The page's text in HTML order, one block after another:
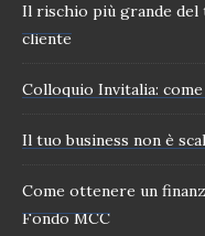
Il rischio più grande del
cliente
Colloquio Invitalia:
Il tuo business non è
Come ottenere un
Fondo MCC